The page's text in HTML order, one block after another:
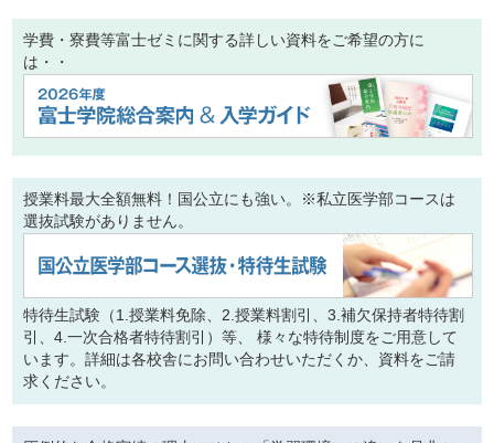
学費・寮費等富士ゼミに関する詳しい資料をご希望の方に
は・・
授業料最大全額無料！国公立にも強い。※私立医学部コースは
選抜試験がありません。
特待生試験（1.授業料免除、2.授業料割引、3.補欠保持者特待割
引、4.一次合格者特待割引）等、 様々な特待制度をご用意して
います。詳細は各校舎にお問い合わせいただくか、資料をご請
求ください。